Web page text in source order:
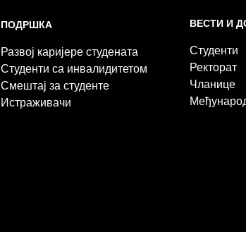
ПОДРШКА
Развој каријере студената
Студенти са инвалидитетом
Смештај за студенте
Истраживачи
ВЕСТИ И
Студенти
Ректорат
Чланице